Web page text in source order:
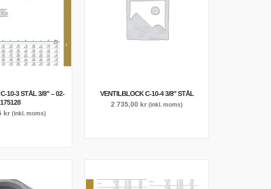
10-3 STÅL 3/8″ – 02-
175128
kr (inkl. moms)
VENTILBLOCK C-10-4 3/8″ STÅL
2 735,00 kr (inkl. moms)